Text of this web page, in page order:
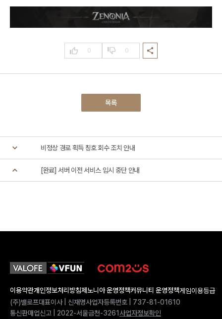
0 0
목록
비정상 경로 획득 칭호 회수 조치 안내
[완료]서버 이전 서비스 임시 중단 안내
이용약관개인정보처리방침제노니아 운영정책커뮤니티 운영정책게임이용등급
(주)밸로프대표이사 | 신재명사업자등록번호 | 737-81-01610
통신판매업신고 | 2022-서울금천-3261 사업자정보확인